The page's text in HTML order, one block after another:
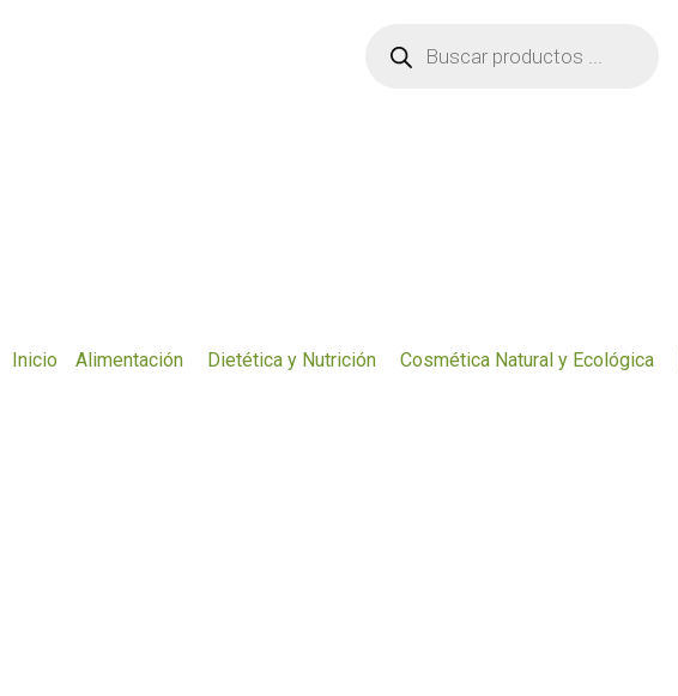
productos
Inicio Alimentación Dietética y Nutrición Cosmética Natural y Ecológica